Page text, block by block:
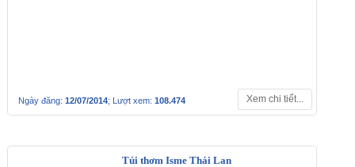
Ngày đăng: 12/07/2014; Lượt xem: 108.474 Xem chi tiết...
Túi thơm Isme Thái Lan